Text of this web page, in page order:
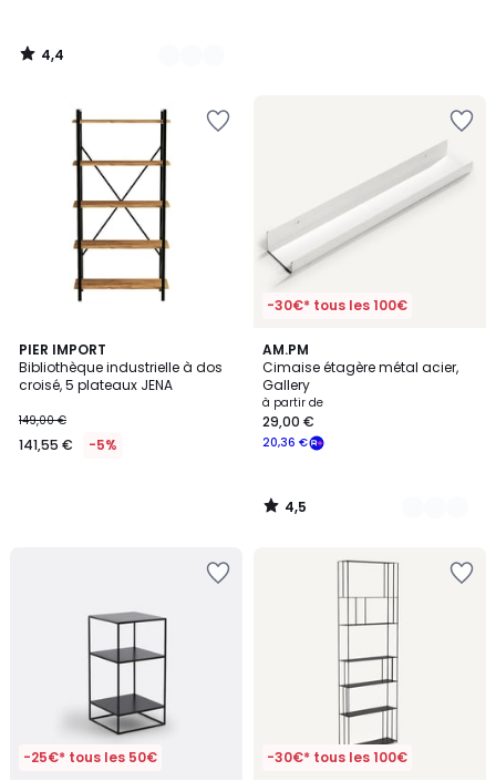
4,4
/
PIER IMPORT
Bibliothèque industrielle à dos
croisé, 5 plateaux JENA
149,00 €
141,55 € -5%
-30€* tous les 100€
AM.PM
Cimaise étagère métal acier,
Gallery
à partir de
20,36 €
29,00 €
4,5
/ 5
2
Couleurs
4,5
/
-25€* tous les 50€ -30€* tous les 100€